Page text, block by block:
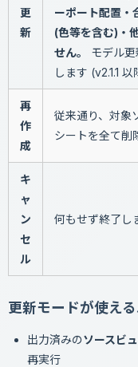
更
新
ーポート配置・
(色等を含む)・
せん。
モデル
します (v2.1.1
再
作
成
従来通り、対象
シートを全て削
キ
ャ
ン
セ
ル
何もせず終了し
更新モードが使え
出力済みのソースビ
再実行